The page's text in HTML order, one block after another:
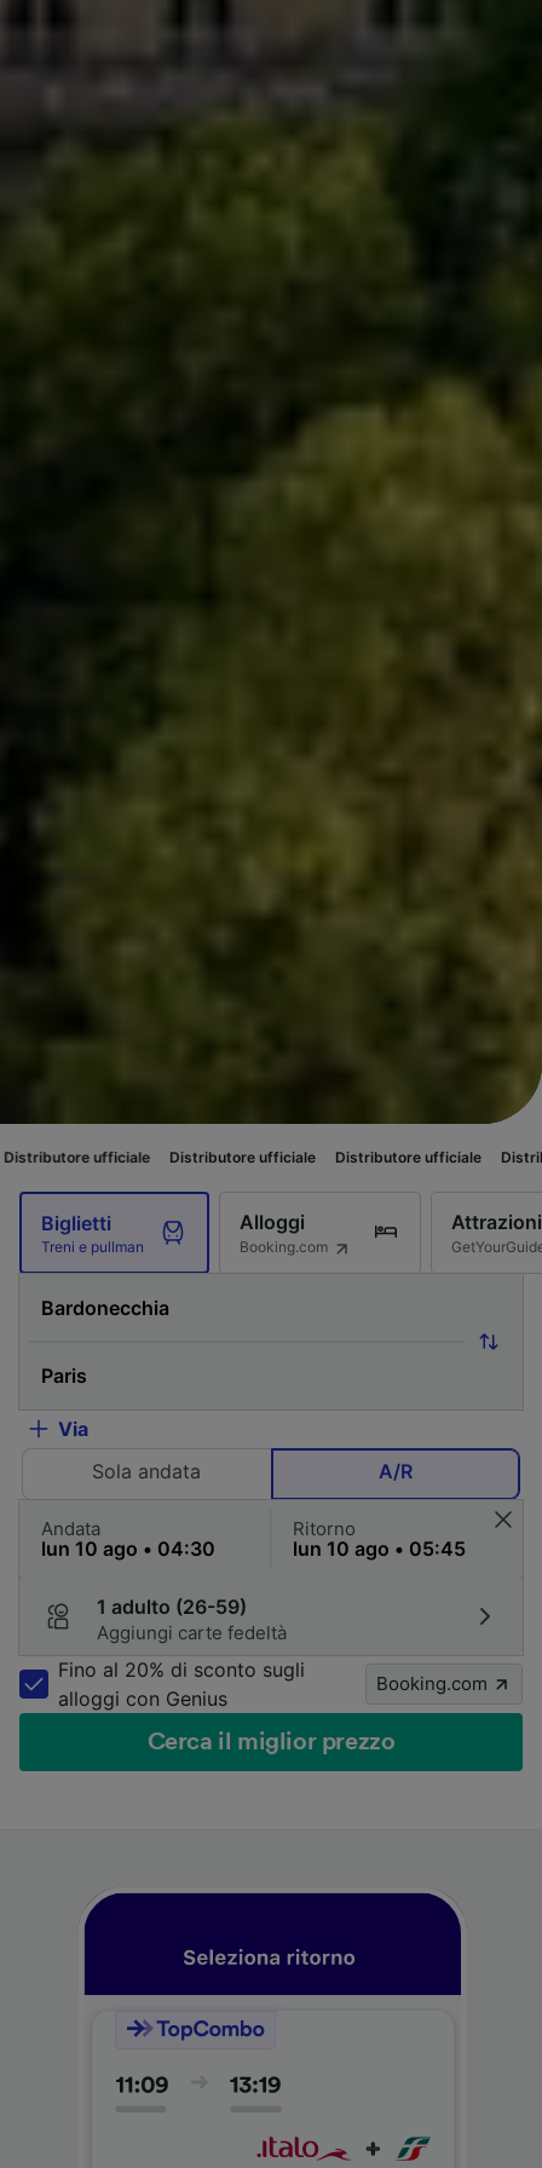
Distributore ufficiale Distributore ufficiale Distributore ufficiale
Biglietti
Treni e pullman
Alloggi
Booking.com
Attrazioni
Via
Sola andata
A/R
Andata Ritorno
1 adulto (26-59)
Aggiungi carte fedeltà
Fino al 20% di sconto sugli
alloggi con Genius
Booking.com
Cerca il miglior prezzo